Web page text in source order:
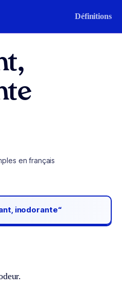
Définitions
en français
inodorante“